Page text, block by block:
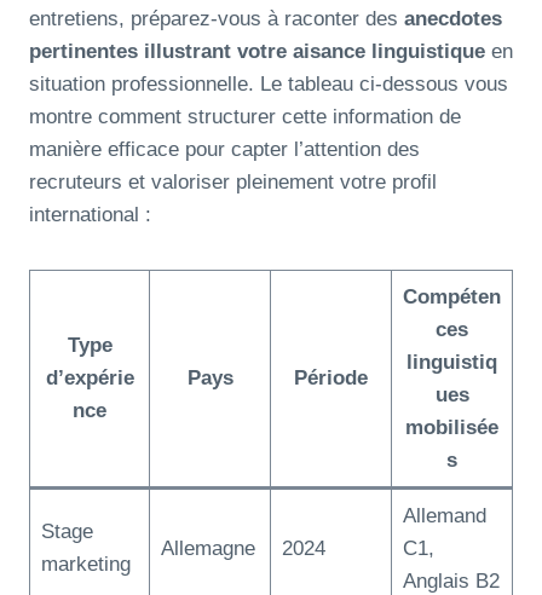
entretiens, préparez-vous à raconter des anecdotes
pertinentes illustrant votre aisance linguistique en
situation professionnelle. Le tableau ci-dessous vous
montre comment structurer cette information de
manière efficace pour capter l’attention des
recruteurs et valoriser pleinement votre profil
international :
Type
d’expérie
nce
Pays Période
Compéten
ces
linguistiq
ues
mobilisée
s
Stage
marketing
Allemagne 2024
Allemand
C1,
Anglais B2